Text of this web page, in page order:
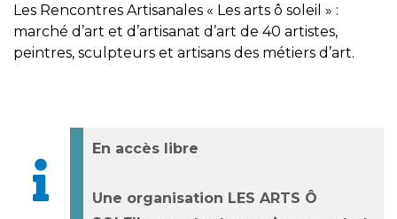
Les Rencontres Artisanales « Les arts ô soleil » :
marché d’art et d’artisanat d’art de 40 artistes,
peintres, sculpteurs et artisans des métiers d’art.
En accès libre
Une organisation LES ARTS Ô